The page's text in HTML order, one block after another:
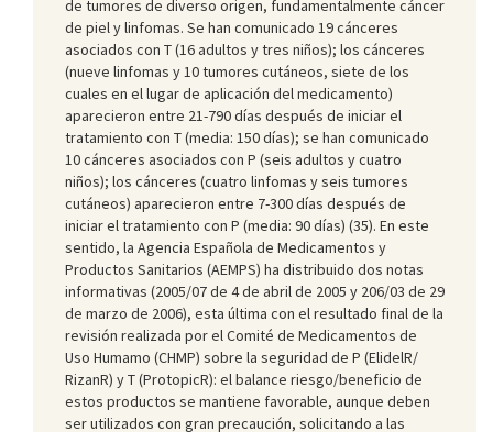
de tumores de diverso origen, fundamentalmente cáncer
de piel y linfomas. Se han comunicado 19 cánceres
asociados con T (16 adultos y tres niños); los cánceres
(nueve linfomas y 10 tumores cutáneos, siete de los
cuales en el lugar de aplicación del medicamento)
aparecieron entre 21-790 días después de iniciar el
tratamiento con T (media: 150 días); se han comunicado
10 cánceres asociados con P (seis adultos y cuatro
niños); los cánceres (cuatro linfomas y seis tumores
cutáneos) aparecieron entre 7-300 días después de
iniciar el tratamiento con P (media: 90 días) (35). En este
sentido, la Agencia Española de Medicamentos y
Productos Sanitarios (AEMPS) ha distribuido dos notas
informativas (2005/07 de 4 de abril de 2005 y 206/03 de 29
de marzo de 2006), esta última con el resultado final de la
revisión realizada por el Comité de Medicamentos de
Uso Humamo (CHMP) sobre la seguridad de P (ElidelR/
RizanR) y T (ProtopicR): el balance riesgo/beneficio de
estos productos se mantiene favorable, aunque deben
ser utilizados con gran precaución, solicitando a las